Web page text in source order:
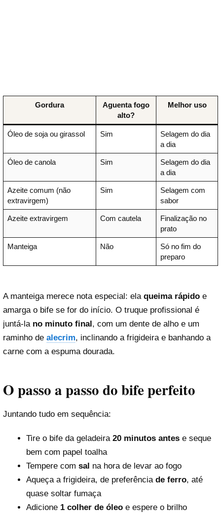
Gordura
Aguenta fogo
alto?
Melhor uso
Óleo de soja ou girassol Sim
Selagem do dia
a dia
Óleo de canola Sim
Selagem do dia
a dia
Azeite comum (não
extravirgem)
Sim
Selagem com
sabor
Azeite extravirgem Com cautela
Finalização no
prato
Manteiga Não
Só no fim do
preparo
A manteiga merece nota especial: ela queima rápido e
amarga o bife se for do início. O truque profissional é
juntá-la no minuto final , com um dente de alho e um
raminho de alecrim, inclinando a frigideira e banhando a
carne com a espuma dourada.
O passo a passo do bife perfeito
Juntando tudo em sequência:
Tire o bife da geladeira 20 minutos antese seque
bem com papel toalha
Tempere com sal na hora de levar ao fogo
Aqueça a frigideira, de preferência de ferro, até
quase soltar fumaça
Adicione 1 colher de óleoe espere o brilho